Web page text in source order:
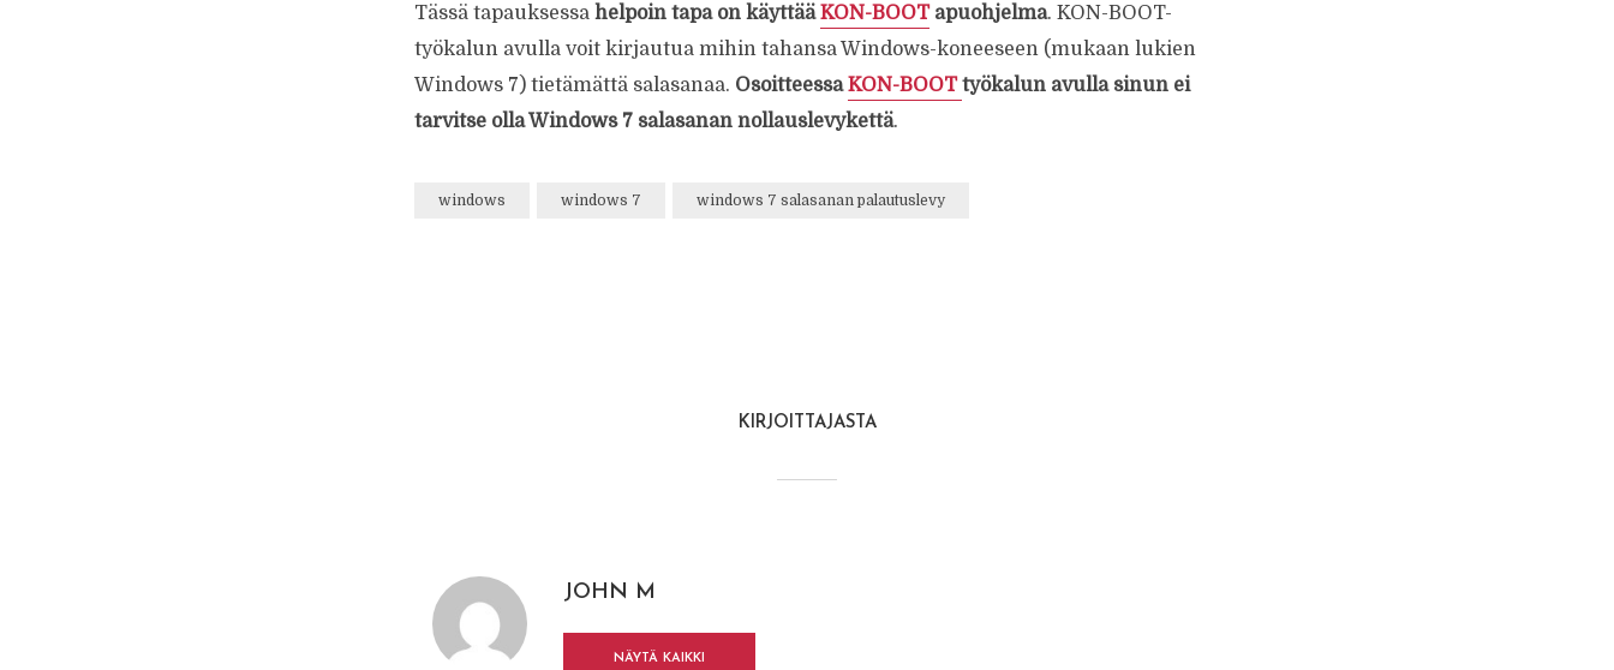
Tässä tapauksessa helpoin tapa on käyttääKON-BOOTapuohjelma. KON-BOOT-
työkalun avulla voit kirjautua mihin tahansa Windows-koneeseen (mukaan lukien
Windows 7) tietämättä salasanaa. OsoitteessaKON-BOOTtyökalun avulla sinun ei
tarvitse olla Windows 7 salasanan nollauslevykettä.
windows windows 7 windows 7 salasanan palautuslevy
KIRJOITTAJASTA
JOHN M
NÄYTÄ KAIKKI